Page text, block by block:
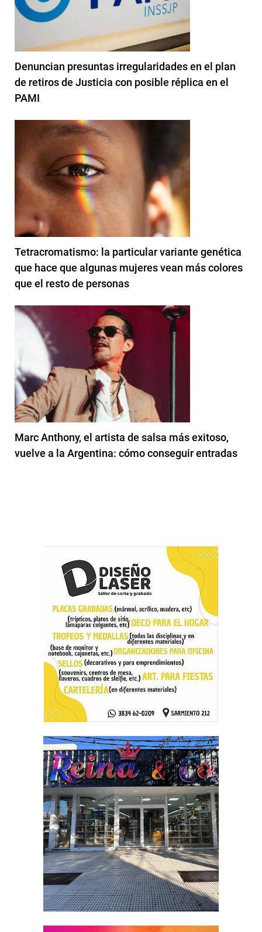
Denuncian presuntas irregularidades en el plan
de retiros de Justicia con posible réplica en el
PAMI
Tetracromatismo: la particular variante genética
que hace que algunas mujeres vean más colores
que el resto de personas
Marc Anthony, el artista de salsa más exitoso,
vuelve a la Argentina: cómo conseguir entradas